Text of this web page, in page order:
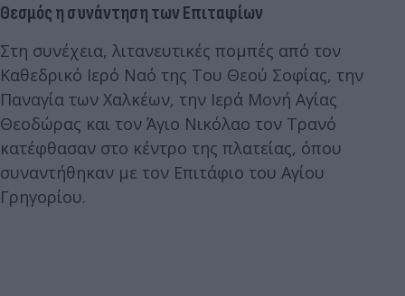
Θεσμός η συνάντηση των Επιταφίων
Στη συνέχεια, λιτανευτικές πομπές από τον
Καθεδρικό Ιερό Ναό της Του Θεού Σοφίας, την
Παναγία των Χαλκέων, την Ιερά Μονή Αγίας
Θεοδώρας και τον Άγιο Νικόλαο τον Τρανό
κατέφθασαν στο κέντρο της πλατείας, όπου
συναντήθηκαν με τον Επιτάφιο του Αγίου
Γρηγορίου.